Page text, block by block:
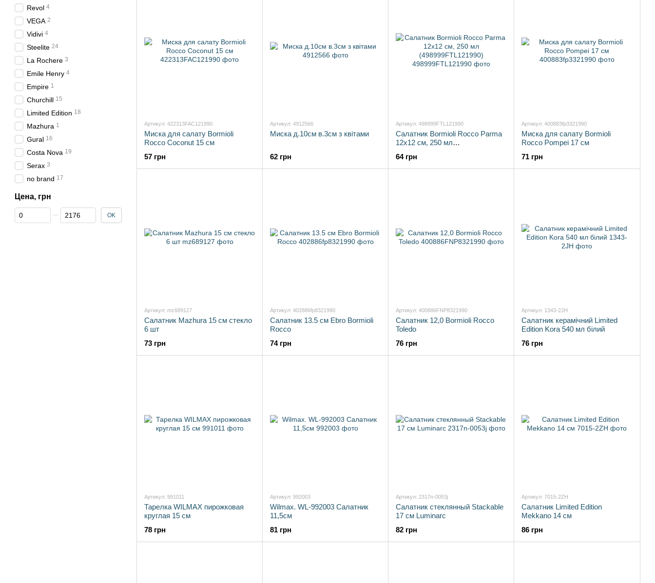
Артикул: 422313FAC121990
Миска для салату Bormioli
Rocco Coconut 15 см
57 грн
Артикул: 4912566
Миска д.10см в.3см з квітами
62 грн
Артикул: 498999FTL121990
Салатник Bormioli Rocco Parma
12x12 см, 250 мл
64 грн
Артикул: 400883fp3321990
Миска для салату Bormioli
Rocco Pompei 17 см
71 грн
Артикул: mz689127
Салатник Mazhura 15 см стекло
6 шт
73 грн
Артикул: 402886fp8321990
Салатник 13.5 см Ebro Bormioli
Rocco
74 грн
Артикул: 400886FNP8321990
Салатник 12,0 Bormioli Rocco
Toledo
76 грн
Артикул: 1343-2JH
Салатник керамічний Limited
Edition Kora 540 мл білий
76 грн
Артикул: 991011
Тарелка WILMAX пирожковая
круглая 15 см
78 грн
Артикул: 992003
Wilmax. WL-992003 Салатник
11,5см
81 грн
Артикул: 2317n-0053j
Салатник стеклянный Stackable
17 cм Luminarc
82 грн
Артикул: 7015-2ZH
Салатник Limited Edition
Mekkano 14 см
86 грн
Revol 4
VEGA 2
Vidivi 4
Steelite 24
La Rochere 3
Emile Henry 4
Empire 1
Churchill 15
Limited Edition 18
Mazhura 1
Gural 16
Costa Nova 19
Serax 3
no brand 17
Цена, грн
От Цена, грн
До Цена, грн OK